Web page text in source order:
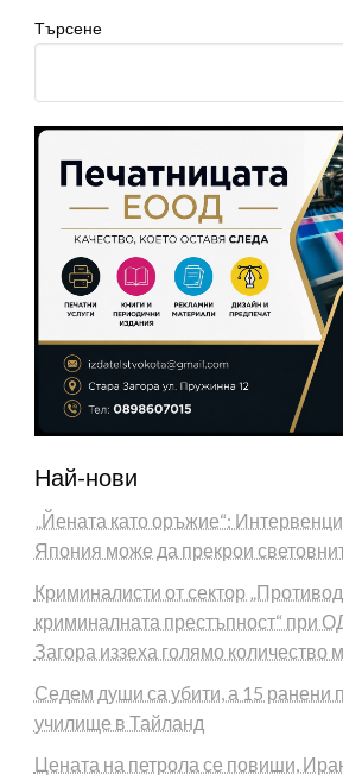
Търсене
Най-нови
„Йената като оръжие“:
Япония може да прекрои
Криминалисти от сектор
криминалната престъпност“ при
Загора иззеха голямо количество
Седем души са убити, а 15 ранени
училище в Тайланд
Цената на петрола се повиши,